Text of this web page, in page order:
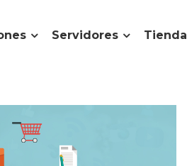
Servidores Tienda